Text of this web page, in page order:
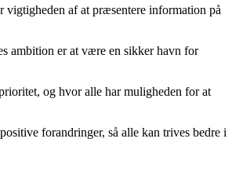
vigtigheden af at præsentere information på
ambition er at være en sikker havn for
og hvor alle har muligheden for at
forandringer, så alle kan trives bedre i